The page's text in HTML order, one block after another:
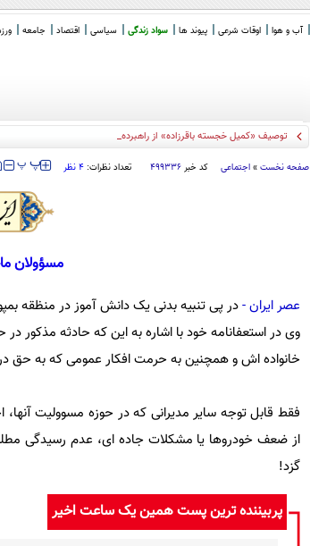
آب و هوا اوقات شرعی پیوند ها سواد زندگی سیاسی اقتصاد جامعه
توصیف «کمیل خجسته باقرزاده» از راهبردهای رهبری در شکل
صفحه نخست » اجتماعی کد خبر۴۹۹۳۳۶ تعداد نظرات:۴ نظر ‍‍‍ پپ
مسؤولان
عصر ایران -در پی تنبیه بدنی یک دانش آموز در منظقه
وی در استعفانامه خود با اشاره به این که حادثه مذکور
خانواده اش و همچنین به حرمت افکار عمومی که به حق
فقط قابل توجه سایر مدیرانی که در حوزه مسوولیت آنها،
از ضعف خودروها یا مشکلات جاده ای، عدم رسیدگی
گزد!
پربیننده ترین پست همین یک ساعت اخیر